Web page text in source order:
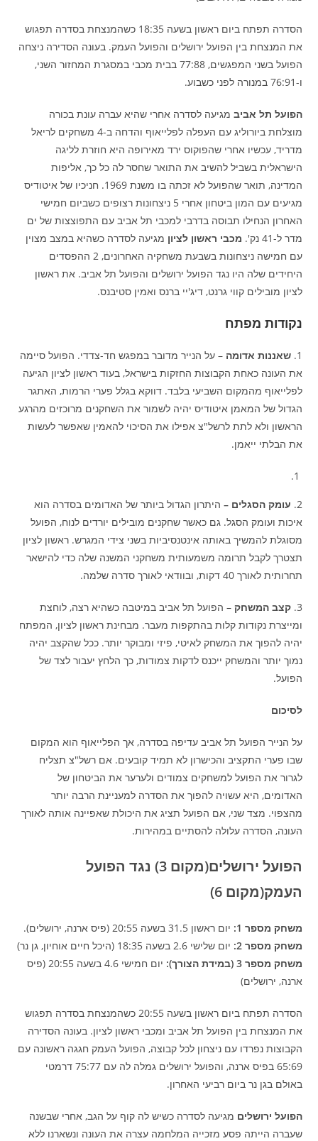
הסדרה תפתח ביום ראשון בשעה 18:35 כשהמנצחת בסדרה תפגוש
את המנצחת בין הפועל ירושלים והפועל העמק. בעונה הסדירה ניצחה
הפועל בשני המפגשים, 77:88 בבית מכבי במסגרת המחזור השני,
ו-76:91 במנורה לפני כשבוע.
הפועל תל אביב מגיעה לסדרה אחרי שהיא עברה עונת בכורה
מוצלחת ביורוליג עם העפלה לפלייאוף והדחה ב-4 משחקים לריאל
מדריד, עכשיו אחרי שהפוקוס ירד מאירופה היא חוזרת לליגה
הישראלית בשביל להשיב את התואר שחסר לה כל כך, אליפות
המדינה, תואר שהפועל לא זכתה בו משנת 1969. חניכיו של איטודיס
מגיעים עם המון ביטחון אחרי 5 ניצחונות רצופים כשביום חמישי
האחרון הנחילו תבוסה בדרבי למכבי תל אביב עם התפוצצות של ים
מדר ל-41 נק'.
מכבי ראשון לציון מגיעה לסדרה כשהיא במצב מצוין
עם חמישה ניצחונות בשבעת משחקיה האחרונים, 2 ההפסדים
היחידים שלה היו נגד הפועל ירושלים והפועל תל אביב. את ראשון
לציון מובילים קווי גרנט, דיג'יי ברנס ואמין סטיבנס.
נקודות מפתח
1. שאננות אדומה– על הנייר מדובר במפגש חד-צדדי. הפועל סיימה
את העונה כאחת הקבוצות החזקות בישראל, בעוד ראשון לציון הגיעה
לפלייאוף מהמקום השביעי בלבד. דווקא בגלל פערי הרמות, האתגר
הגדול של המאמן איטודיס יהיה לשמור את השחקנים מרוכזים מהרגע
הראשון ולא לתת לרשל"צ אפילו את הסיכוי להאמין שאפשר לעשות
את הבלתי ייאמן.
2. עומק הסגלים – היתרון הגדול ביותר של האדומים בסדרה הוא
איכות ועומק הסגל. גם כאשר שחקנים מובילים יורדים לנוח, הפועל
מסוגלת להמשיך באותה אינטנסיביות בשני צידי המגרש. ראשון לציון
תצטרך לקבל תרומה משמעותית משחקני המשנה שלה כדי להישאר
תחרותית לאורך 40 דקות, ובוודאי לאורך סדרה שלמה.
3. קצב המשחק – הפועל תל אביב במיטבה כשהיא רצה, לוחצת
ומייצרת נקודות קלות בהתקפות מעבר. מבחינת ראשון לציון, המפתח
יהיה להפוך את המשחק לאיטי, פיזי ומבוקר יותר. ככל שהקצב יהיה
נמוך יותר והמשחק ייכנס לדקות צמודות, כך הלחץ יעבור לצד של
הפועל.
לסיכום
על הנייר הפועל תל אביב עדיפה בסדרה, אך הפלייאוף הוא המקום
שבו פערי התקציב והכישרון לא תמיד קובעים. אם רשל"צ תצליח
לגרור את הפועל למשחקים צמודים ולערער את הביטחון של
האדומים, היא עשויה להפוך את הסדרה למעניינת הרבה יותר
מהצפוי. מצד שני, אם הפועל תציג את היכולת שאפיינה אותה לאורך
העונה, הסדרה עלולה להסתיים במהירות.
הפועל ירושלים(מקום 3) נגד הפועל
העמק(מקום 6)
משחק מספר 1:
יום ראשון 31.5 בשעה 20:55 (פיס ארנה, ירושלים).
משחק מספר 2:
יום שלישי 2.6 בשעה 18:35 (היכל חיים אוחיון, גן נר)
משחק מספר 3 (במידת הצורך):
יום חמישי 4.6 בשעה 20:55 (פיס
ארנה, ירושלים)
הסדרה תפתח ביום ראשון בשעה 20:55 כשהמנצחת בסדרה תפגוש
את המנצחת בין הפועל תל אביב ומכבי ראשון לציון. בעונה הסדירה
הקבוצות נפרדו עם ניצחון לכל קבוצה, הפועל העמק חגגה ראשונה עם
65:69 בפיס ארנה, והפועל ירושלים גמלה לה עם 75:77 דרמטי
באולם בגן נר ביום רביעי האחרון.
הפועל ירושלים מגיעה לסדרה כשיש לה קוף על הגב, אחרי שבשנה
שעברה הייתה פסע מזכייה המלחמה עצרה את העונה ונשארנו ללא